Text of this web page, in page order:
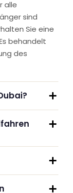
alle
sind
Sie eine
behandelt
des